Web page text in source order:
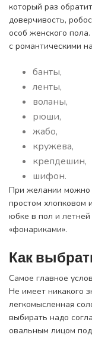
который раз
доверчивость,
особ женского
с романтическими
банты,
ленты,
воланы,
рюши,
жабо,
кружева,
крепдешин,
шифон.
При желании можно
простом хлопковом
юбке в пол и
«фонариками».
Как
Самое главное
Не имеет никакого
легкомысленная
выбирать надо
овальным лицом